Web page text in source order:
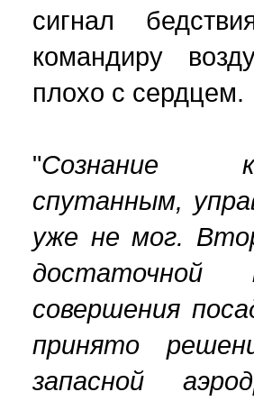
сигнал
командиру
плохо с сердцем.
"Сознание
спутанным,
уже не мог.
достаточной
совершения
принято
запасной